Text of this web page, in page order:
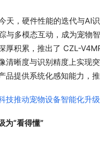
天，硬件性能的迭代与AI
与多模态互动，成为宠物
厚积累，推出了 CZL-
清晰度与识别精度上实现
提供系统化感知能力，
为“看得懂”
今年旅游市场进入恢复发
行展现蓬勃生机